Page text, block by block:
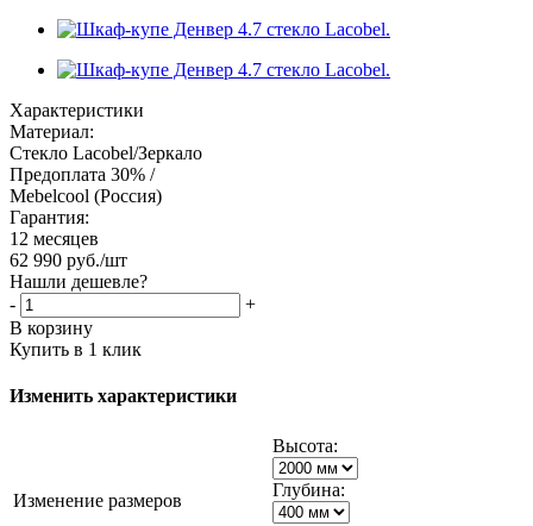
Характеристики
Материал:
Стекло Lacobel/Зеркало
Предоплата 30% /
Mebelcool (Россия)
Гарантия:
12 месяцев
62 990 руб./шт
Нашли дешевле?
-
+
В корзину
Купить в 1 клик
Изменить характеристики
Изменение размеров
Высота:
Глубина: